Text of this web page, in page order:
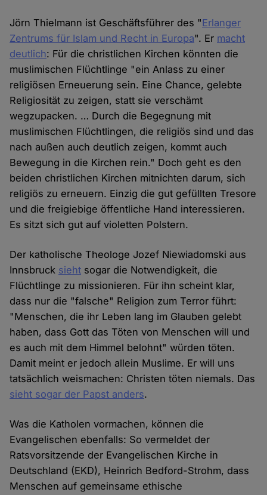
Jörn Thielmann ist Geschäftsführer des "Erlanger
Zentrums für Islam und Recht in Europa". Er macht
deutlich: Für die christlichen Kirchen könnten die
muslimischen Flüchtlinge "ein Anlass zu einer
religiösen Erneuerung sein. Eine Chance, gelebte
Religiosität zu zeigen, statt sie verschämt
wegzupacken. … Durch die Begegnung mit
muslimischen Flüchtlingen, die religiös sind und das
nach außen auch deutlich zeigen, kommt auch
Bewegung in die Kirchen rein." Doch geht es den
beiden christlichen Kirchen mitnichten darum, sich
religiös zu erneuern. Einzig die gut gefüllten Tresore
und die freigiebige öffentliche Hand interessieren.
Es sitzt sich gut auf violetten Polstern.
Der katholische Theologe Jozef Niewiadomski aus
Innsbruck sieht sogar die Notwendigkeit, die
Flüchtlinge zu missionieren. Für ihn scheint klar,
dass nur die "falsche" Religion zum Terror führt:
"Menschen, die ihr Leben lang im Glauben gelebt
haben, dass Gott das Töten von Menschen will und
es auch mit dem Himmel belohnt" würden töten.
Damit meint er jedoch allein Muslime. Er will uns
tatsächlich weismachen: Christen töten niemals. Das
sieht sogar der Papst anders.
Was die Katholen vormachen, können die
Evangelischen ebenfalls: So vermeldet der
Ratsvorsitzende der Evangelischen Kirche in
Deutschland (EKD), Heinrich Bedford-Strohm, dass
Menschen auf gemeinsame ethische